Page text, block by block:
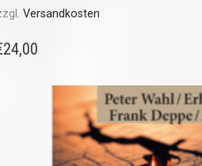
Versandkosten
24,00